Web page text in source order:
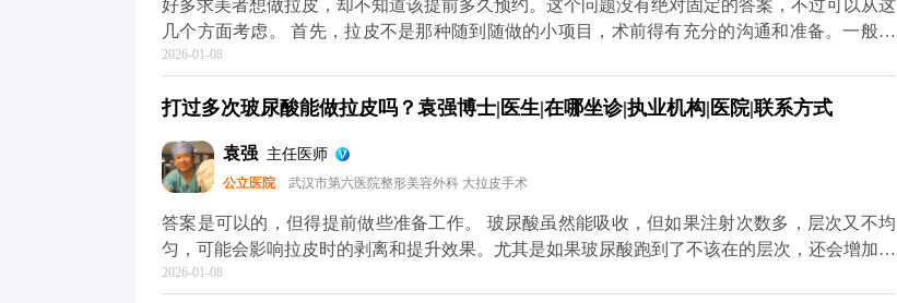
好多求美者想做拉皮，却不知道该提前多久预约。这个问题没有绝对固定的答案，不过可以从这
几个方面考虑。 首先，拉皮不是那种随到随做的小项目，术前得有充分的沟通和准备。一般建
议至少提前1-2个月预约面诊，这样医生才有足够的时间了解你的面部情况、需求，帮你设计个
一定要提前规划好时间，避免恢复期和重要行程冲突。另外，手术前还得做一些必要的体检，确
术排期通常都比较满，提前预约才能避免等太久。建议大家只要有初步想法，就可以先过来咨
询，给自己和医生都留足准备时间。 想知道更多关于MCR复合提升术的问题，可以去官方媒体
平台（公众号、百家号、小红薯）预约面诊，详细了解。
2026-01-08
打过多次玻尿酸能做拉皮吗？袁强博士|医生|在哪坐诊|执业机构|医院|联系方式
袁强 主任医师
公立医院 武汉市第六医院整形美容外科 大拉皮手术
答案是可以的，但得提前做些准备工作。 玻尿酸虽然能吸收，但如果注射次数多，层次又不均
匀，可能会影响拉皮时的剥离和提升效果。尤其是如果玻尿酸跑到了不该在的层次，还会增加手
术的复杂度。 所以我一般建议，拉皮手术前先面诊检查，看看面部玻尿酸的分布情况。如果有
2026-01-08